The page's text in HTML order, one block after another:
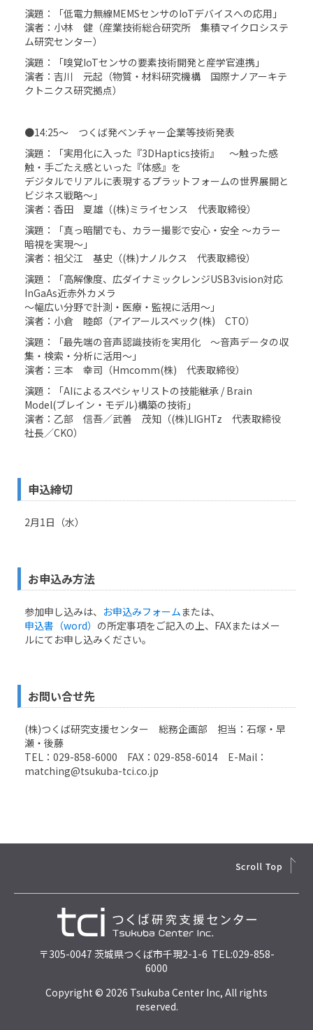
演題：「低電力無線MEMSセンサのIoTデバイスへの応用」
演者：小林 健（産業技術総合研究所 集積マイクロシステ
ム研究センター）
演題：「嗅覚IoTセンサの要素技術開発と産学官連携」
演者：吉川 元起（物質・材料研究機構 国際ナノアーキテ
クトニクス研究拠点）
●14:25～ つくば発ベンチャー企業等技術発表
演題：「実用化に入った『3DHaptics技術』 ～触った感
触・手ごたえ感といった『体感』を
デジタルでリアルに表現するプラットフォームの世界展開と
ビジネス戦略～」
演者：香田 夏雄（(株)ミライセンス 代表取締役）
演題：「真っ暗闇でも、カラー撮影で安心・安全 ～カラー
暗視を実現～」
演者：祖父江 基史（(株)ナノルクス 代表取締役）
演題：「高解像度、広ダイナミックレンジUSB3vision対応
InGaAs近赤外カメラ
～幅広い分野で計測・医療・監視に活用～」
演者：小倉 睦郎（アイアールスペック(株) CTO）
演題：「最先端の音声認識技術を実用化 ～音声データの収
集・検索・分析に活用～」
演者：三本 幸司（Hmcomm(株) 代表取締役）
演題：「AIによるスペシャリストの技能継承 / Brain
Model(ブレイン・モデル)構築の技術」
演者：乙部 信吾／武善 茂知（(株)LIGHTz 代表取締役
社長／CKO）
申込締切
2月1日（水）
お申込み方法
参加申し込みは、 お申込みフォームまたは、
申込書（word） の所定事項をご記入の上、FAXまたはメー
ルにてお申し込みください。
お問い合せ先
(株)つくば研究支援センター 総務企画部 担当：石塚・早
瀬・後藤
TEL：029-858-6000 FAX：029-858-6014 E-Mail：
matching@tsukuba-tci.co.jp
〒305-0047 茨城県つくば市千現2-1-6 TEL:029-858-
6000
Copyright © 2026 Tsukuba Center Inc, All rights
reserved.